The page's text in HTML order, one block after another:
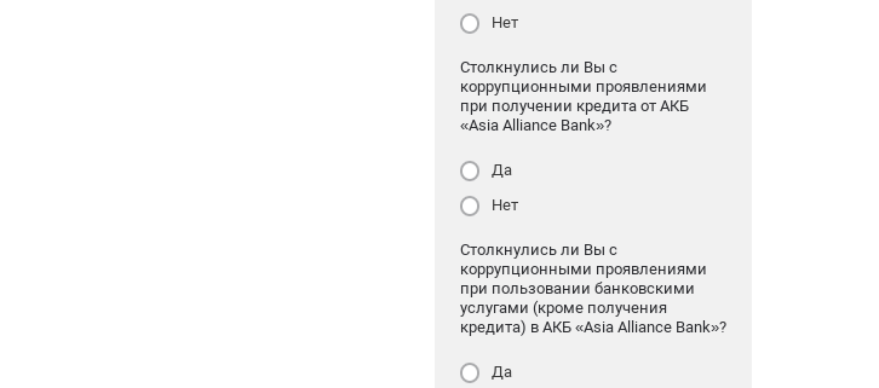
Нет
Столкнулись ли Вы с
коррупционными проявлениями
при получении кредита от АКБ
«Asia Alliance Bank»?
Да
Нет
Столкнулись ли Вы с
коррупционными проявлениями
при пользовании банковскими
услугами (кроме получения
кредита) в АКБ «Asia Alliance Bank»?
Да